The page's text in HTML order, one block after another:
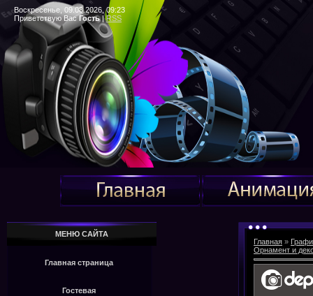
Воскресенье, 09.08.2026, 09:23
Приветствую Вас Гость|RSS
МЕНЮ САЙТА
Главная страница
Гостевая
Главная »
Орнамент и